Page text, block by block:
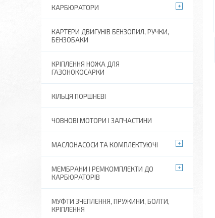
КАРБЮРАТОРИ
КАРТЕРИ ДВИГУНІВ БЕНЗОПИЛ, РУЧКИ,
БЕНЗОБАКИ
КРІПЛЕННЯ НОЖА ДЛЯ
ГАЗОНОКОСАРКИ
КІЛЬЦЯ ПОРШНЕВІ
ЧОВНОВІ МОТОРИ І ЗАПЧАСТИНИ
МАСЛОНАСОСИ ТА КОМПЛЕКТУЮЧІ
МЕМБРАНИ І РЕМКОМПЛЕКТИ ДО
КАРБЮРАТОРІВ
МУФТИ ЗЧЕПЛЕННЯ, ПРУЖИНИ, БОЛТИ,
КРІПЛЕННЯ